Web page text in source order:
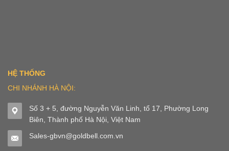
HỆ THỐNG
CHI NHÁNH HÀ NỘI:
Số 3 + 5, đường Nguyễn Văn Linh, tổ 17, Phường Long
Biên, Thành phố Hà Nội, Việt Nam
Sales-gbvn@goldbell.com.vn